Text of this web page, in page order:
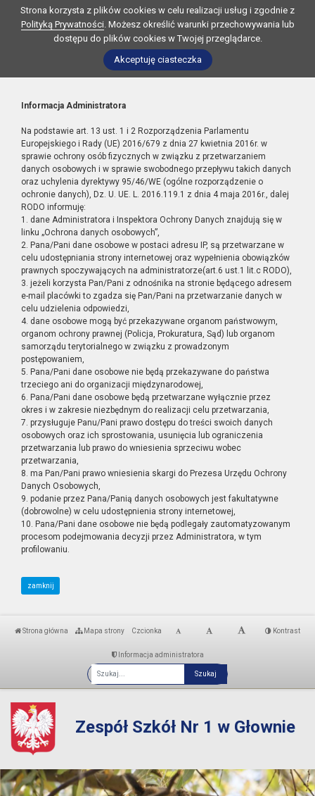
Strona korzysta z plików cookies w celu realizacji usług i zgodnie z
Polityką Prywatności. Możesz określić warunki przechowywania lub
dostępu do plików cookies w Twojej przeglądarce.
Akceptuję ciasteczka
Informacja Administratora
Na podstawie art. 13 ust. 1 i 2 Rozporządzenia Parlamentu
Europejskiego i Rady (UE) 2016/679 z dnia 27 kwietnia 2016r. w
sprawie ochrony osób fizycznych w związku z przetwarzaniem
danych osobowych i w sprawie swobodnego przepływu takich danych
oraz uchylenia dyrektywy 95/46/WE (ogólne rozporządzenie o
ochronie danych), Dz. U. UE. L. 2016.119.1 z dnia 4 maja 2016r., dalej
RODO informuję:
1. dane Administratora i Inspektora Ochrony Danych znajdują się w
linku „Ochrona danych osobowych”,
2. Pana/Pani dane osobowe w postaci adresu IP, są przetwarzane w
celu udostępniania strony internetowej oraz wypełnienia obowiązków
prawnych spoczywających na administratorze(art.6 ust.1 lit.c RODO),
3. jeżeli korzysta Pan/Pani z odnośnika na stronie będącego adresem
e-mail placówki to zgadza się Pan/Pani na przetwarzanie danych w
celu udzielenia odpowiedzi,
4. dane osobowe mogą być przekazywane organom państwowym,
organom ochrony prawnej (Policja, Prokuratura, Sąd) lub organom
samorządu terytorialnego w związku z prowadzonym
postępowaniem,
5. Pana/Pani dane osobowe nie będą przekazywane do państwa
trzeciego ani do organizacji międzynarodowej,
6. Pana/Pani dane osobowe będą przetwarzane wyłącznie przez
okres i w zakresie niezbędnym do realizacji celu przetwarzania,
7. przysługuje Panu/Pani prawo dostępu do treści swoich danych
osobowych oraz ich sprostowania, usunięcia lub ograniczenia
przetwarzania lub prawo do wniesienia sprzeciwu wobec
przetwarzania,
8. ma Pan/Pani prawo wniesienia skargi do Prezesa Urzędu Ochrony
Danych Osobowych,
9. podanie przez Pana/Panią danych osobowych jest fakultatywne
(dobrowolne) w celu udostępnienia strony internetowej,
10. Pana/Pani dane osobowe nie będą podlegały zautomatyzowanym
procesom podejmowania decyzji przez Administratora, w tym
profilowaniu.
zamknij
Strona główna Mapa strony Czcionka Kontrast
Informacja administratora
Fraza
Zespół Szkół Nr 1 w Głownie